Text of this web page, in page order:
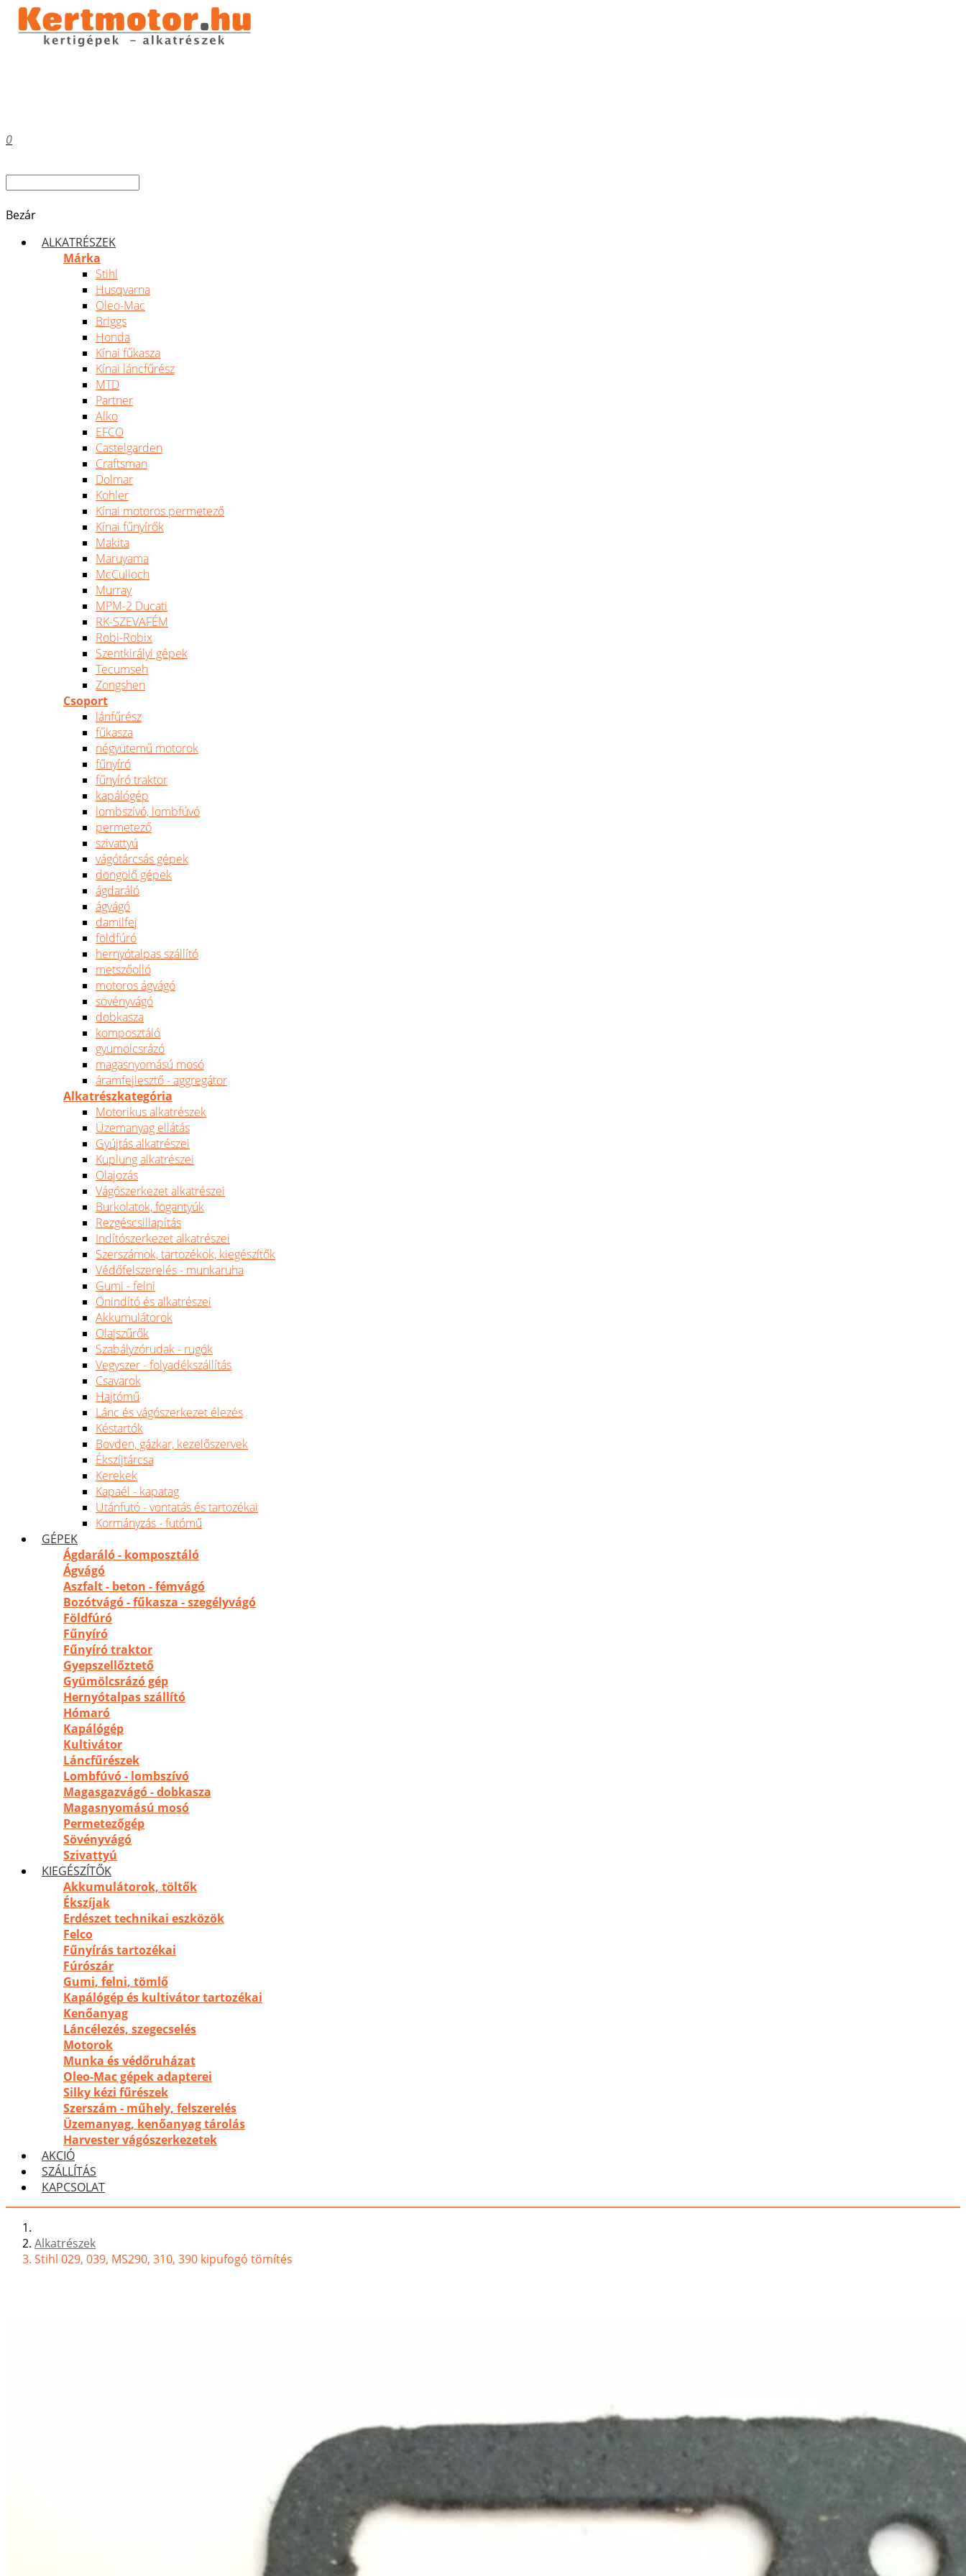
0
Bezár
ALKATRÉSZEK
Márka
Stihl
Husqvarna
Oleo-Mac
Briggs
Honda
Kínai fűkasza
Kínai láncfűrész
MTD
Partner
Alko
EFCO
Castelgarden
Craftsman
Dolmar
Kohler
Kínai motoros permetező
Kínai fűnyírők
Makita
Maruyama
McCulloch
Murray
MPM-2 Ducati
RK-SZEVAFÉM
Robi-Robix
Szentkirályi gépek
Tecumseh
Zongshen
Csoport
lánfűrész
fűkasza
négyütemű motorok
fűnyíró
fűnyíró traktor
kapálógép
lombszívó, lombfúvó
permetező
szivattyú
vágótárcsás gépek
döngölő gépek
ágdaráló
ágvágó
damilfej
földfúró
hernyótalpas szállító
metszőolló
motoros ágvágó
sövényvágó
dobkasza
komposztáló
gyümölcsrázó
magasnyomású mosó
áramfejlesztő - aggregátor
Alkatrészkategória
Motorikus alkatrészek
Üzemanyag ellátás
Gyújtás alkatrészei
Kuplung alkatrészei
Olajozás
Vágószerkezet alkatrészei
Burkolatok, fogantyúk
Rezgéscsillapítás
Indítószerkezet alkatrészei
Szerszámok, tartozékok, kiegészítők
Védőfelszerelés - munkaruha
Gumi - felni
Önindító és alkatrészei
Akkumulátorok
Olajszűrők
Szabályzórudak - rugók
Vegyszer - folyadékszállítás
Csavarok
Hajtómű
Lánc és vágószerkezet élezés
Késtartók
Bovden, gázkar, kezelőszervek
Ékszíjtárcsa
Kerekek
Kapaél - kapatag
Utánfutó - vontatás és tartozékai
Kormányzás - futómű
GÉPEK
Ágdaráló - komposztáló
Ágvágó
Aszfalt - beton - fémvágó
Bozótvágó - fűkasza - szegélyvágó
Földfúró
Fűnyíró
Fűnyíró traktor
Gyepszellőztető
Gyümölcsrázó gép
Hernyótalpas szállító
Hómaró
Kapálógép
Kultivátor
Láncfűrészek
Lombfúvó - lombszívó
Magasgazvágó - dobkasza
Magasnyomású mosó
Permetezőgép
Sövényvágó
Szivattyú
KIEGÉSZÍTŐK
Akkumulátorok, töltők
Ékszíjak
Erdészet technikai eszközök
Felco
Fűnyírás tartozékai
Fúrószár
Gumi, felni, tömlő
Kapálógép és kultivátor tartozékai
Kenőanyag
Láncélezés, szegecselés
Motorok
Munka és védőruházat
Oleo-Mac gépek adapterei
Silky kézi fűrészek
Szerszám - műhely, felszerelés
Üzemanyag, kenőanyag tárolás
Harvester vágószerkezetek
AKCIÓ
SZÁLLÍTÁS
KAPCSOLAT
Alkatrészek
Stihl 029, 039, MS290, 310, 390 kipufogó tömítés